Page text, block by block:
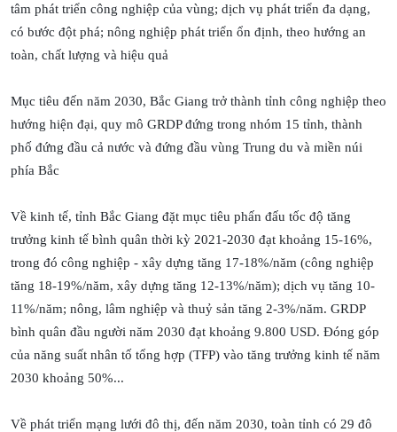
tâm phát triển công nghiệp của vùng; dịch vụ phát triển đa dạng,
có bước đột phá; nông nghiệp phát triển ổn định, theo hướng an
toàn, chất lượng và hiệu quả
Mục tiêu đến năm 2030, Bắc Giang trở thành tỉnh công nghiệp theo
hướng hiện đại, quy mô GRDP đứng trong nhóm 15 tỉnh, thành
phố đứng đầu cả nước và đứng đầu vùng Trung du và miền núi
phía Bắc
Về kinh tế, tỉnh Bắc Giang đặt mục tiêu phấn đấu tốc độ tăng
trưởng kinh tế bình quân thời kỳ 2021-2030 đạt khoảng 15-16%,
trong đó công nghiệp - xây dựng tăng 17-18%/năm (công nghiệp
tăng 18-19%/năm, xây dựng tăng 12-13%/năm); dịch vụ tăng 10-
11%/năm; nông, lâm nghiệp và thuỷ sản tăng 2-3%/năm. GRDP
bình quân đầu người năm 2030 đạt khoảng 9.800 USD. Đóng góp
của năng suất nhân tố tổng hợp (TFP) vào tăng trưởng kinh tế năm
2030 khoảng 50%...
Về phát triển mạng lưới đô thị, đến năm 2030, toàn tỉnh có 29 đô